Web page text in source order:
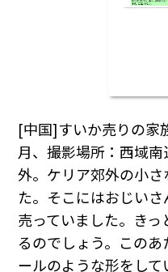
[中国]すいか売りの家
月、撮影場所：西域
外。ケリア郊外の小
た。そこにはおじい
売っていました。き
るのでしょう。この
ールのような形をして